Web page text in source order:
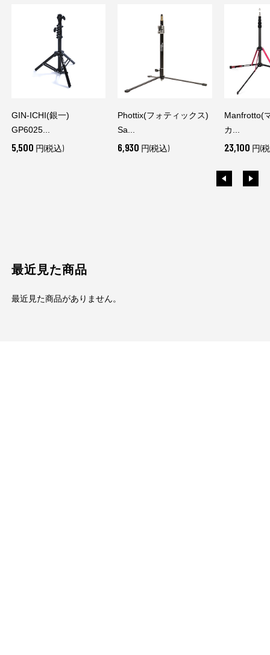
GIN-ICHI(銀一)
GP6025...
5,500 円(税込)
Phottix(フォティックス)
Sa...
6,930 円(税込)
Manfrotto(
カ...
23,100 円(
最近見た商品
最近見た商品がありません。